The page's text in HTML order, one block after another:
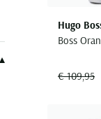
Hugo
Boss
€ 109,95